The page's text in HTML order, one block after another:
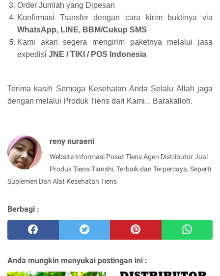
Order Jumlah yang Dipesan
Konfirmasi Transfer dengan cara kirim buktinya via
WhatsApp, LINE, BBM/Cukup SMS
Kami akan segera mengirim paketnya melalui jasa
expedisi JNE / TIKI / POS Indonesia
Terima kasih Semoga Kesehatan Anda Selalu Allah jaga
dengan melalui Produk Tiens dari Kami... Barakalloh.
reny nuraeni
Website Informasi Pusat Tiens Agen Distributor Jual
Produk Tiens-Tianshi, Terbaik dan Terpercaya, Seperti
Suplemen Dan Alat Kesehatan Tiens
Berbagi :
Anda mungkin menyukai postingan ini :